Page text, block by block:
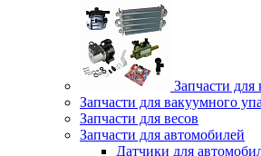
Запчасти для
Запчасти для вакуумного
Запчасти для весов
Запчасти для автомобилей
Датчики для